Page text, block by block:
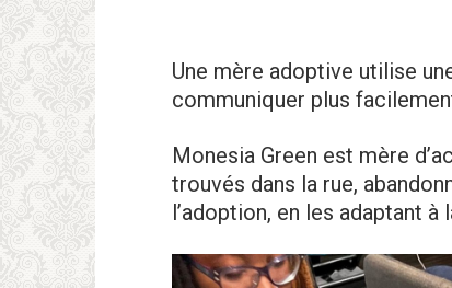
Une mère adoptive utilise
communiquer plus
Monesia Green est mère
trouvés dans la rue,
l’adoption, en les adaptant à